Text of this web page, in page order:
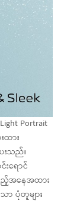
Portrait
ား
သည်။
ရောင်
ည့်အနေအထား
ပုံတူများ